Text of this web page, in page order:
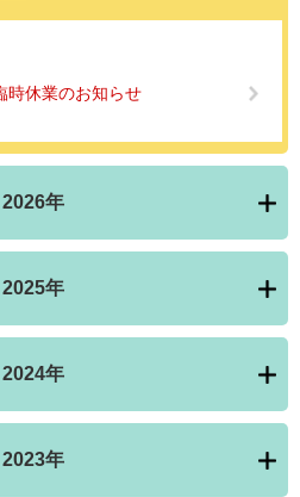
時休業のお知らせ
2026年
2025年
2024年
2023年